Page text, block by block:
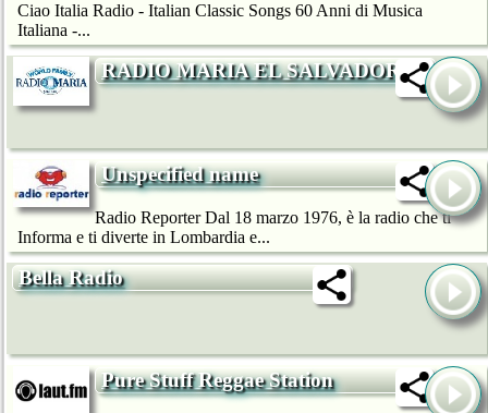
Ciao Italia Radio - Italian Classic Songs 60 Anni di Musica
Italiana -...
RADIO MARIA EL SALVADOR
Unspecified name
Radio Reporter Dal 18 marzo 1976, è la radio che ti
Informa e ti diverte in Lombardia e...
Bella Radio
Pure Stuff Reggae Station